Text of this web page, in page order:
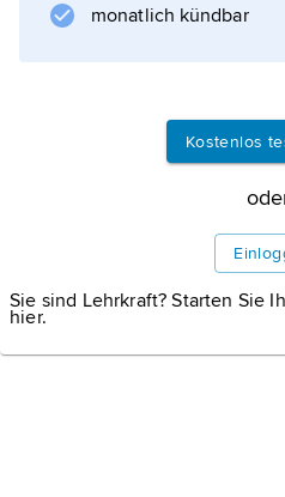
das ohne festen
Informationen
monatlich kündbar
Kostenlos
Sie sind Lehrkraft? Starten Sie
hier.